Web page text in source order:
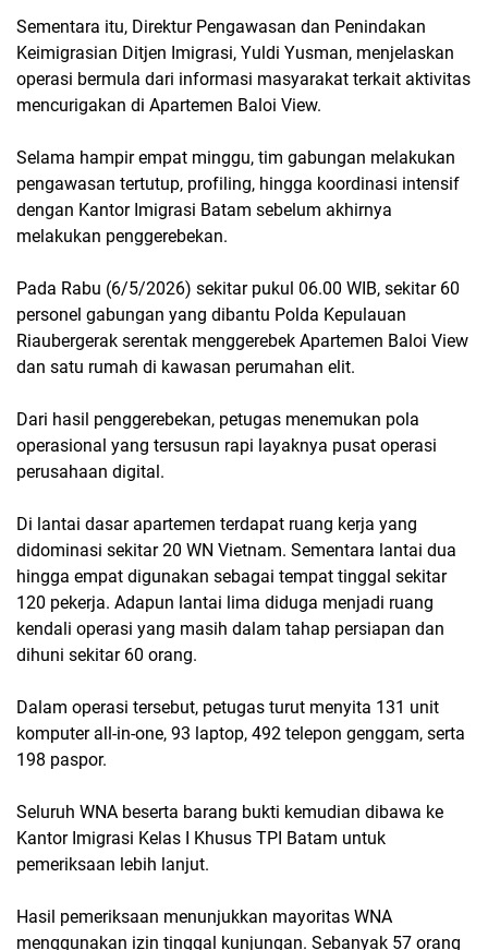
Sementara itu, Direktur Pengawasan dan Penindakan
Keimigrasian Ditjen Imigrasi, Yuldi Yusman, menjelaskan
operasi bermula dari informasi masyarakat terkait aktivitas
mencurigakan di Apartemen Baloi View.
Selama hampir empat minggu, tim gabungan melakukan
pengawasan tertutup, profiling, hingga koordinasi intensif
dengan Kantor Imigrasi Batam sebelum akhirnya
melakukan penggerebekan.
Pada Rabu (6/5/2026) sekitar pukul 06.00 WIB, sekitar 60
personel gabungan yang dibantu Polda Kepulauan
Riaubergerak serentak menggerebek Apartemen Baloi View
dan satu rumah di kawasan perumahan elit.
Dari hasil penggerebekan, petugas menemukan pola
operasional yang tersusun rapi layaknya pusat operasi
perusahaan digital.
Di lantai dasar apartemen terdapat ruang kerja yang
didominasi sekitar 20 WN Vietnam. Sementara lantai dua
hingga empat digunakan sebagai tempat tinggal sekitar
120 pekerja. Adapun lantai lima diduga menjadi ruang
kendali operasi yang masih dalam tahap persiapan dan
dihuni sekitar 60 orang.
Dalam operasi tersebut, petugas turut menyita 131 unit
komputer all-in-one, 93 laptop, 492 telepon genggam, serta
198 paspor.
Seluruh WNA beserta barang bukti kemudian dibawa ke
Kantor Imigrasi Kelas I Khusus TPI Batam untuk
pemeriksaan lebih lanjut.
Hasil pemeriksaan menunjukkan mayoritas WNA
menggunakan izin tinggal kunjungan. Sebanyak 57 orang